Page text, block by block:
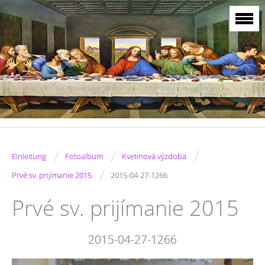
Einleitung / Fotoalbum / Kvetinová výzdoba /
Prvé sv. prijímanie 2015 / 2015-04-27-1266
Prvé sv. prijímanie 2015
2015-04-27-1266